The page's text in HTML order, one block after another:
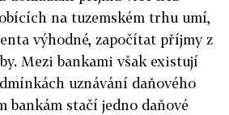
na tuzemském trhu umí,
výhodné, započítat příjmy z
Mezi bankami však existují
uznávání daňového
bankám stačí jedno daňové